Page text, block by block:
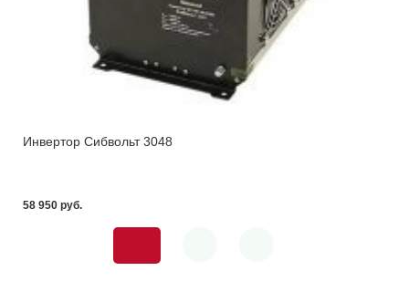
Инвертор Сибвольт 3048
58 950 pуб.